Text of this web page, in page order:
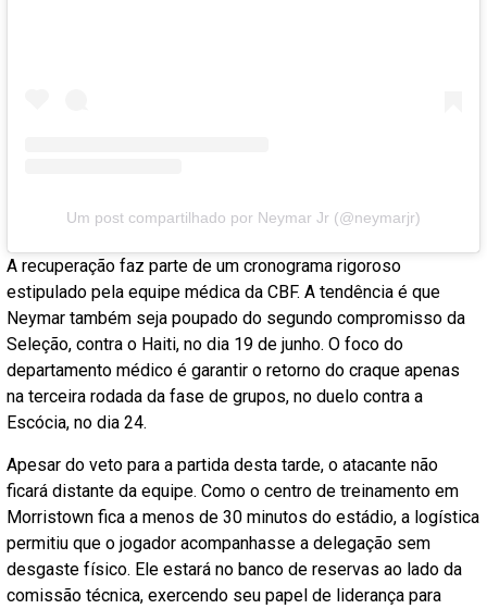
Um post compartilhado por Neymar Jr (@neymarjr)
A recuperação faz parte de um cronograma rigoroso
estipulado pela equipe médica da CBF. A tendência é que
Neymar também seja poupado do segundo compromisso da
Seleção, contra o Haiti, no dia 19 de junho. O foco do
departamento médico é garantir o retorno do craque apenas
na terceira rodada da fase de grupos, no duelo contra a
Escócia, no dia 24.
Apesar do veto para a partida desta tarde, o atacante não
ficará distante da equipe. Como o centro de treinamento em
Morristown fica a menos de 30 minutos do estádio, a logística
permitiu que o jogador acompanhasse a delegação sem
desgaste físico. Ele estará no banco de reservas ao lado da
comissão técnica, exercendo seu papel de liderança para